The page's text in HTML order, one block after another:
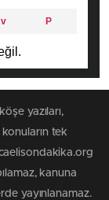
P
yazıları,
tek
kanuna
yayınlanamaz.